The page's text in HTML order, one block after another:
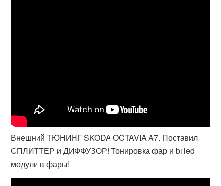
Внешний ТЮНИНГ SKODA OCTAVIA A7. Поставил
СПЛИТТЕР и ДИФФУЗОР! Тонировка фар и bi led
модули в фары!